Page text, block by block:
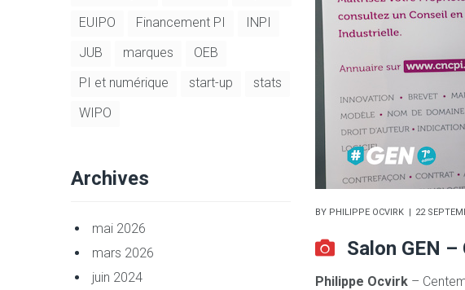
BY PHILIPPE OCVIRK 22
Salon GEN
Philippe Ocvirk –
EUIPO
Financement PI
INPI
JUB
marques
OEB
PI et numérique
start-up
stats
WIPO
Archives
mai 2026
mars 2026
juin 2024